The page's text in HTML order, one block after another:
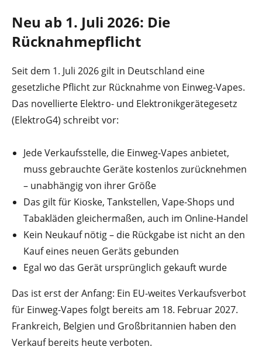
Neu ab 1. Juli 2026: Die
Rücknahmepflicht
Seit dem 1. Juli 2026 gilt in Deutschland eine
gesetzliche Pflicht zur Rücknahme von Einweg-Vapes.
Das novellierte Elektro- und Elektronikgerätegesetz
(ElektroG4) schreibt vor:
Jede Verkaufsstelle, die Einweg-Vapes anbietet,
muss gebrauchte Geräte kostenlos zurücknehmen
– unabhängig von ihrer Größe
Das gilt für Kioske, Tankstellen, Vape-Shops und
Tabakläden gleichermaßen, auch im Online-Handel
Kein Neukauf nötig – die Rückgabe ist nicht an den
Kauf eines neuen Geräts gebunden
Egal wo das Gerät ursprünglich gekauft wurde
Das ist erst der Anfang: Ein EU-weites Verkaufsverbot
für Einweg-Vapes folgt bereits am 18. Februar 2027.
Frankreich, Belgien und Großbritannien haben den
Verkauf bereits heute verboten.